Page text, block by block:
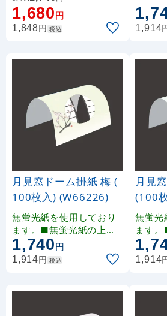
ております。印刷により
多少の色みの違いが生じ
ます。
1,680円
1,848円 税込
ており
多少の
ます。
1,914
月見窓ドーム掛紙 梅 (
100枚入) (W66226)
無蛍光紙を使用しており
ます。■無蛍光紙の上に
雲竜和紙風の印刷を施し
ております。印刷により
多少の色みの違いが生じ
1,740円
1,914円 税込
月見
無蛍光
ます
雲竜和
ており
多少
1,914